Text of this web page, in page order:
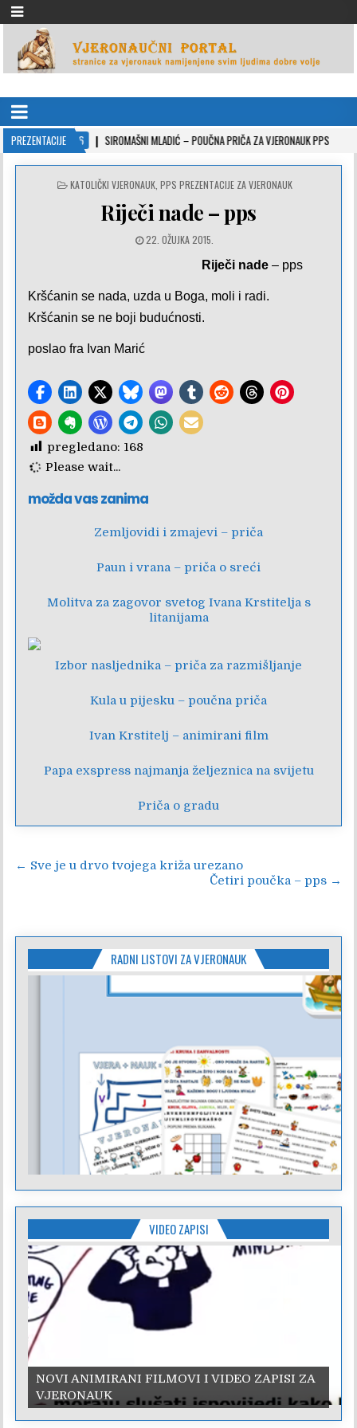
VJERONAUČNI PORTAL
PREZENTACIJE
10-26 SIROMAŠNI MLADIĆ – POUČNA PRIČA ZA VJERONAUK PPS 2021-
POSTED
KATOLIČKI VJERONAUK, PPS PREZENTACIJE ZA VJERONAUK
Riječi nade – pps
22. OŽUJKA 2015.
Riječi nade – pps
Kršćanin se nada, uzda u Boga, moli i radi.
Kršćanin se ne boji budućnosti.
poslao fra Ivan Marić
pregledano: 168
Please wait...
možda vas zanima
Zemljovidi i zmajevi – priča
Paun i vrana – priča o sreći
Molitva za zagovor svetog Ivana Krstitelja s
litanijama
Izbor nasljednika – priča za razmišljanje
Kula u pijesku – poučna priča
Ivan Krstitelj – animirani film
Papa exspress najmanja željeznica na svijetu
Priča o gradu
Navigacija
← Sve je u drvo tvojega križa urezano
Četiri poučka – pps →
RADNI LISTOVI ZA VJERONAUK
VIDEO ZAPISI
NOVI ANIMIRANI FILMOVI I VIDEO ZAPISI ZA
VJERONAUK